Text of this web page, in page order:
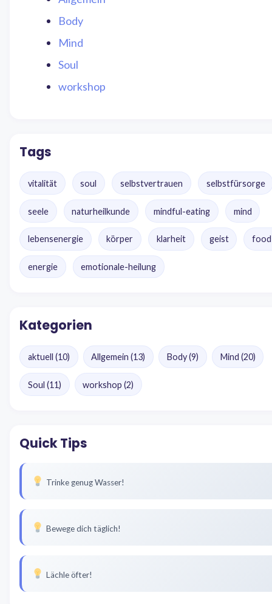
Body
Mind
Soul
workshop
Tags
vitalität soul selbstvertrauen selbstfürsorge
seele naturheilkunde mindful-eating mind
lebensenergie körper klarheit geist
energie emotionale-heilung
Kategorien
aktuell (10) Allgemein(13) Body(9) Mind (20)
Soul (11) workshop(2)
Quick Tips
Trinke genug Wasser!
Bewege dich täglich!
Lächle öfter!